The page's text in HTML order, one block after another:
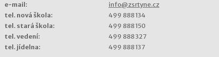
e-mail:
info@zsrtyne.cz
tel. nová škola:
499 888 134
tel. stará škola:
499 888 150
tel. vedení:
499 888 327
tel. jídelna:
499 888 137